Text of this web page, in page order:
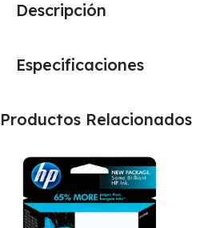
Descripción
Especificaciones
Productos Relacionados